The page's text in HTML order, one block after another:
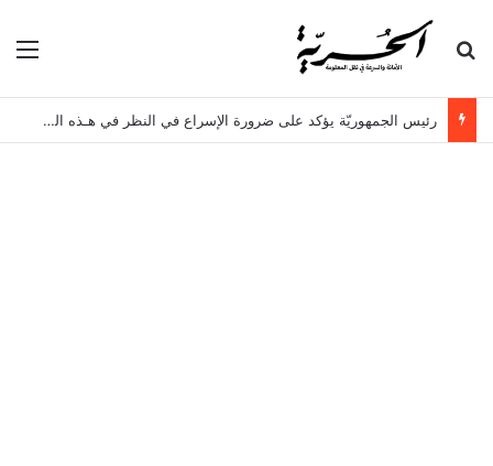
بحث عن
رئيس الجمهوريّة يؤكد على ضرورة الإسراع في النظر في هـذه الملفات